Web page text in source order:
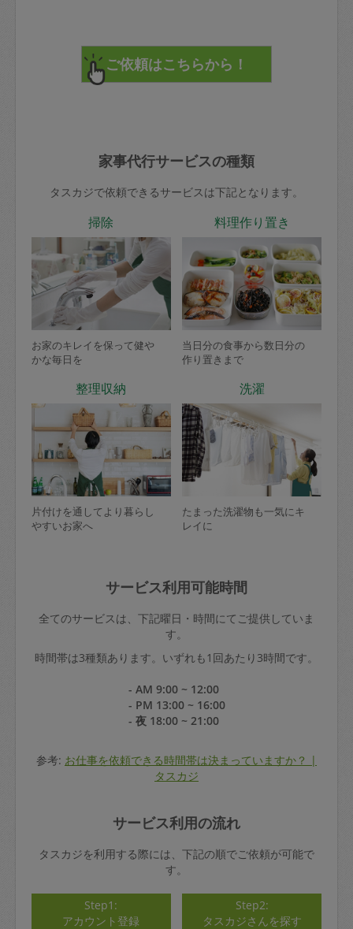
家事代行サービスの種類
タスカジで依頼できるサービスは下記となります。
掃除
お家のキレイを保って健や
かな毎日を
料理作り置き
当日分の食事から数日分の
作り置きまで
整理収納
片付けを通してより暮らし
やすいお家へ
洗濯
たまった洗濯物も一気にキ
レイに
サービス利用可能時間
全てのサービスは、下記曜日・時間にてご提供していま
す。
時間帯は3種類あります。いずれも1回あたり3時間です。
- AM 9:00 ~ 12:00
- PM 13:00 ~ 16:00
- 夜 18:00 ~ 21:00
参考: お仕事を依頼できる時間帯は決まっていますか？ |
タスカジ
サービス利用の流れ
タスカジを利用する際には、下記の順でご依頼が可能で
す。
Step1:
アカウント登録
Step2:
タスカジさんを探す